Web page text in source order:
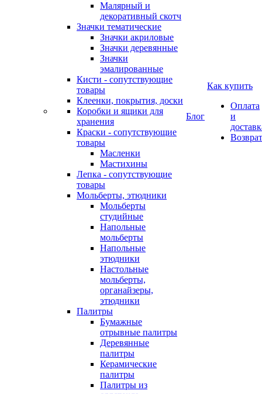
Малярный и
декоративный скотч
Значки тематические
Значки акриловые
Значки деревянные
Значки
эмалированные
Кисти - сопутствующие
товары
Клеенки, покрытия, доски
Коробки и ящики для
хранения
Краски - сопутствующие
товары
Масленки
Мастихины
Лепка - сопутствующие
товары
Мольберты, этюдники
Мольберты
студийные
Напольные
мольберты
Напольные
этюдники
Настольные
мольберты,
органайзеры,
этюдники
Палитры
Бумажные
отрывные палитры
Деревянные
палитры
Керамические
палитры
Палитры из
Блог
Как купить
Оплата
и
Возврат